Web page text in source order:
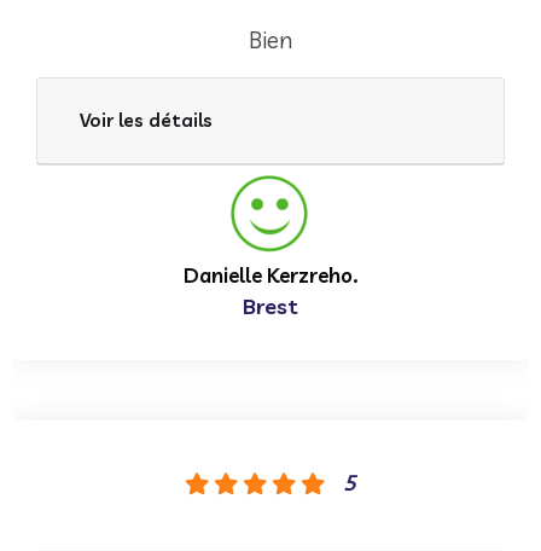
Bien
Voir les détails
Danielle Kerzreho.
Brest
5